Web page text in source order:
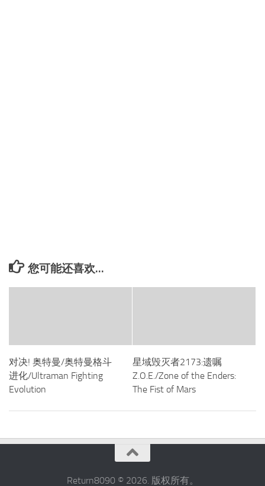
您可能还喜欢...
对决! 奥特曼/奥特曼格斗
进化/Ultraman Fighting
Evolution
星域毁灭者2173:遗嘱
Z.O.E./Zone of the Enders:
The Fist of Mars
Return8090 © 2026. 版权所有。